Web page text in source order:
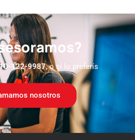
122-9987, o si lo preferís
nosotros